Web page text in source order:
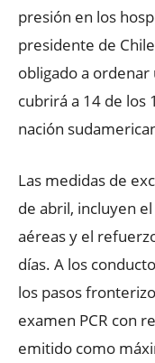
presión en los
presidente de
obligado a
cubrirá a 14 de los
nación
Las medidas de
de abril, incluyen
aéreas y el
días. A los
los pasos
examen PCR con
emitido como